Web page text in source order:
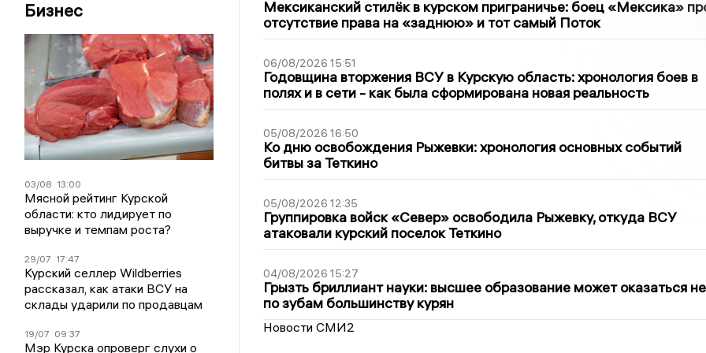
Бизнес
03/08 13:00
Мясной рейтинг Курской
области: кто лидирует по
выручке и темпам роста?
29/07 17:47
Курский селлер Wildberries
рассказал, как атаки ВСУ на
склады ударили по продавцам
19/07 09:37
Мэр Курска опроверг слухи о
Мексиканский стилёк в курском приграничье: боец «Мексика»
отсутствие права на «заднюю» и тот самый Поток
06/08/2026 15:51
Годовщина вторжения ВСУ в Курскую область: хронология боев в
полях и в сети - как была сформирована новая реальность
05/08/2026 16:50
Ко дню освобождения Рыжевки: хронология основных событий
битвы за Теткино
05/08/2026 12:35
Группировка войск «Север» освободила Рыжевку, откуда ВСУ
атаковали курский поселок Теткино
04/08/2026 15:27
Грызть бриллиант науки: высшее образование может оказаться не
по зубам большинству курян
Новости СМИ2